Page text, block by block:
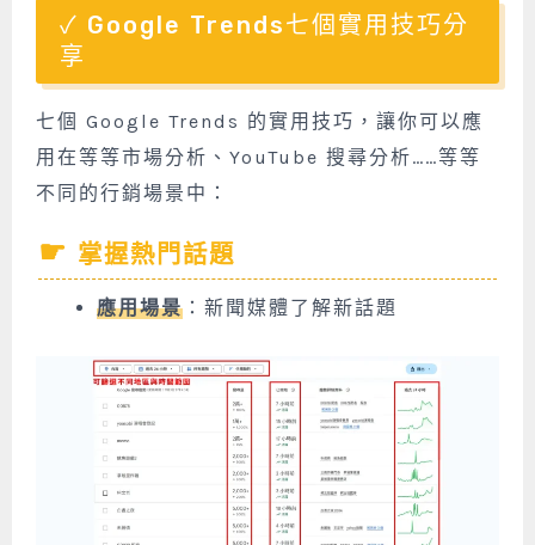
Google Trends七個實用技巧分
享
七個 Google Trends 的實用技巧，讓你可以應
用在等等市場分析、YouTube 搜尋分析……等等
不同的行銷場景中：
掌握熱門話題
應用場景 ：新聞媒體了解新話題